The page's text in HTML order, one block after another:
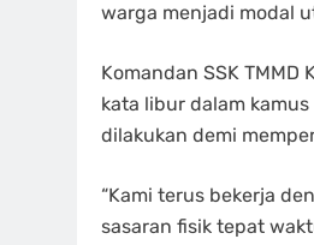
warga menjadi modal
Komandan SSK
kata libur dalam
dilakukan demi
“Kami terus bekerja
sasaran fisik tepat